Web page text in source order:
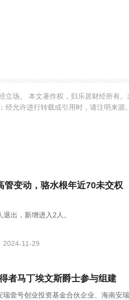
立场。 本文著作权，归乐居财经所有
经允许进行转载或引用时，请注明来源
管变动，骆水根年近70未交权
出，新增进入2人。
2024-11-29
者马丁埃文斯爵士参与组建
壹号创业投资基金合伙企业、海南安